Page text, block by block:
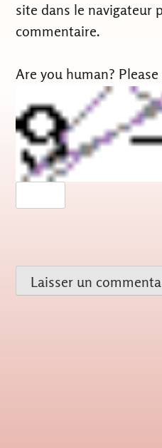
site dans le navigateur
commentaire.
Are you human?